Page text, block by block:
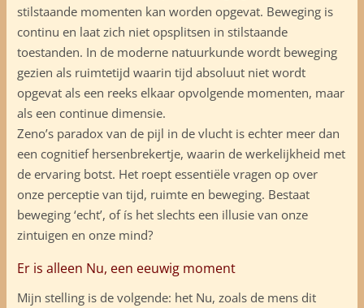
stilstaande momenten kan worden opgevat. Beweging is
continu en laat zich niet opsplitsen in stilstaande
toestanden. In de moderne natuurkunde wordt beweging
gezien als ruimtetijd waarin tijd absoluut niet wordt
opgevat als een reeks elkaar opvolgende momenten, maar
als een continue dimensie.
Zeno’s paradox van de pijl in de vlucht is echter meer dan
een cognitief hersenbrekertje, waarin de werkelijkheid met
de ervaring botst. Het roept essentiële vragen op over
onze perceptie van tijd, ruimte en beweging. Bestaat
beweging ‘echt’, of ís het slechts een illusie van onze
zintuigen en onze mind?
Er is alleen Nu, een eeuwig moment
Mijn stelling is de volgende: het Nu, zoals de mens dit